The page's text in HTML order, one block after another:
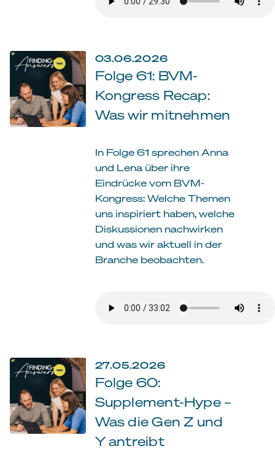
03.06.2026
Folge 61: BVM-
Kongress Recap:
Was wir mitnehmen
In Folge 61 sprechen Anna
und Lena über ihre
Eindrücke vom BVM-
Kongress: Welche Themen
uns inspiriert haben, welche
Diskussionen nachwirken
und was wir aktuell in der
Branche beobachten.
27.05.2026
Folge 60:
Supplement-Hype –
Was die Gen Z und
Y antreibt